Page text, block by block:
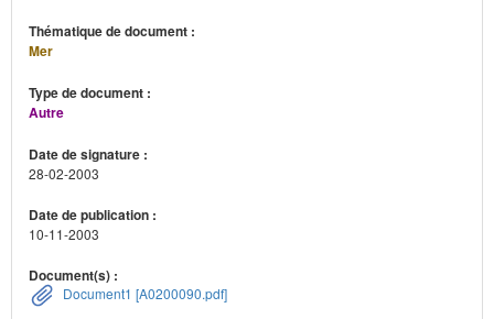
Thématique de document :
Mer
Type de document :
Autre
Date de signature :
28-02-2003
Date de publication :
10-11-2003
Document(s) :
Document1 [A0200090.pdf]